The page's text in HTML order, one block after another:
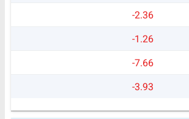
-2.36
-1.26
-7.66
-3.93